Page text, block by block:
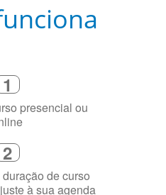
1
presencial ou
2